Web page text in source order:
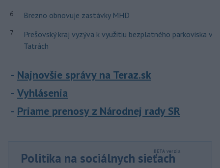
6 Brezno obnovuje zastávky MHD
7
Prešovský kraj vyzýva k využitiu bezplatného parkoviska v
Tatrách
Najnovšie správy na Teraz.sk
Vyhlásenia
Priame prenosy z Národnej rady SR
Politika na sociálnych sieťach